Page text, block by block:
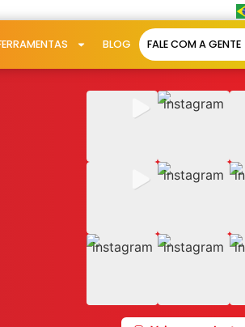
BLOG FALE COM A GENTE